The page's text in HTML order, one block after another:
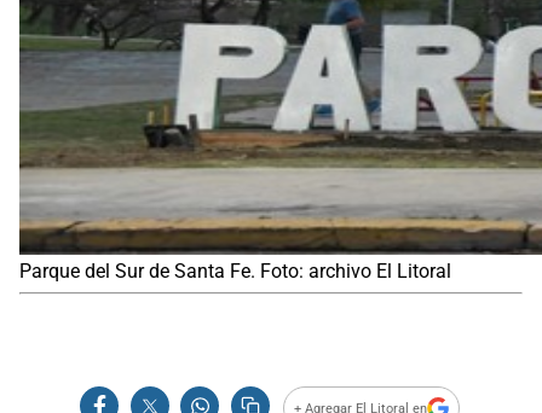
Parque del Sur de Santa Fe. Foto: archivo El Litoral
+ Agregar El Litoral en